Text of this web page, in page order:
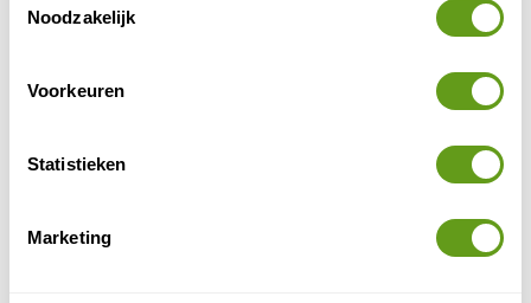
Noodzakelijk
Voorkeuren
Statistieken
Marketing
variëteit aan landschappen en mooie gebieden.